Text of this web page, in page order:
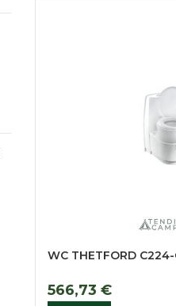
WC THETFORD
566,73 €